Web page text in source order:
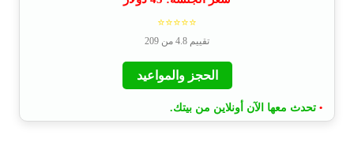
⭐⭐⭐⭐⭐
تقييم 4.8 من 209
الحجز والمواعيد
• تحدث معها الآن أونلاين من بيتك.